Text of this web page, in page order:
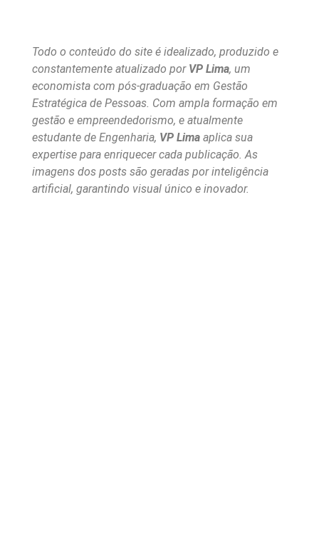
Todo o conteúdo do site é idealizado, produzido e
constantemente atualizado por VP Lima, um
economista com pós-graduação em Gestão
Estratégica de Pessoas. Com ampla formação em
gestão e empreendedorismo, e atualmente
estudante de Engenharia, VP Lima aplica sua
expertise para enriquecer cada publicação. As
imagens dos posts são geradas por inteligência
artificial, garantindo visual único e inovador.